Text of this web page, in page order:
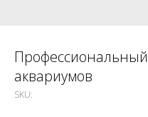
Профессиональный
аквариумов
SKU: